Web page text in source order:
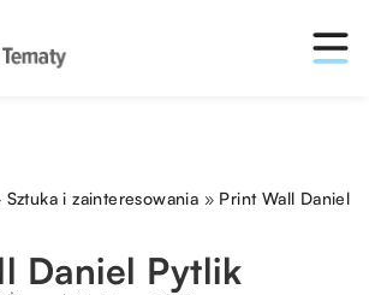
Sztuka i zainteresowania » Print Wall Daniel
Daniel Pytlik